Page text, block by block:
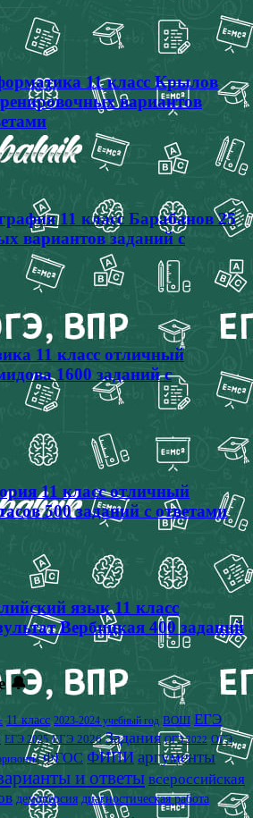
11 класс Крылов
вариантов
11 класс Барабанов 25
вариантов заданий с
11 класс отличный
1600 заданий с
11 класс отличный
500 заданий с ответами
язык 11 класс
Вербицкая 400 заданий
🔔
11 класс 2023-2024 учебный год ВОШ ЕГЭ
ЕГЭ 2025 ЕГЭ 2026 Задания ОГЭ 2022 ОГЭ
ФГОС ФИПИ аргументы
и ответы всероссийская
демоверсия диагностическая работа